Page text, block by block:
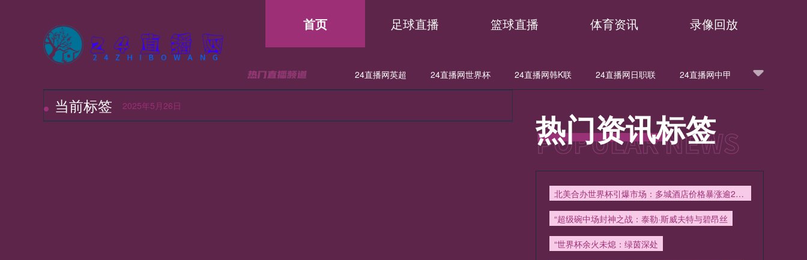
首页 足球直播 篮球直播 体育资讯 录像回放
24直播网英超 24直播网世界杯 24直播网韩K联 24直播网日职联 24直播网中甲
24直播网英超 24直播网韩K联
24直播网中超 24直播网NBA
当前标签 2025年5月26日
热门资讯标签
北美合办世界杯引爆市场：多城酒店价格暴涨逾200%引争议
“超级碗中场封神之战：泰勒·斯威夫特与碧昂丝
“世界杯余火未熄：绿茵深处